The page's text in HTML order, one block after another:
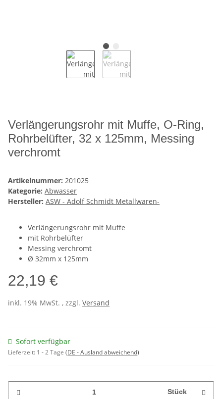
Verlängerungsrohr mit Muffe, O-Ring,
Rohrbelüfter, 32 x 125mm, Messing
verchromt
Artikelnummer: 201025
Kategorie: Abwasser
Hersteller: ASW - Adolf Schmidt Metallwaren-
Verlängerungsrohr mit Muffe
mit Rohrbelüfter
Messing verchromt
Ø 32mm x 125mm
22,19 €
inkl. 19% MwSt. , zzgl. Versand
Sofort verfügbar
Lieferzeit: 1 - 2 Tage (DE - Ausland abweichend)
Stück